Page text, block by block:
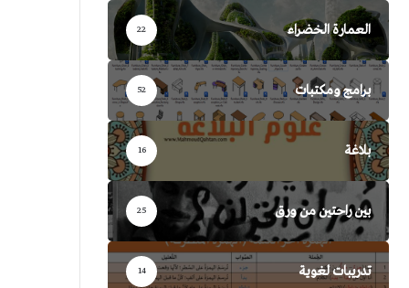
العمارة الخضراء 22
برامج ومكتبات 52
بلاغة 16
بين راحتين من ورق 25
تدريبات لغوية 14